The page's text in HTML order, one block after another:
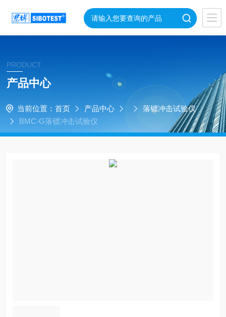
PRODUCT
产品中心
当前位置： 首页 产品中心
落镖冲击试验仪
BMC-G落镖冲击试验仪